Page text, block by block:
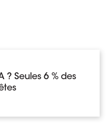
? Seules 6 % des